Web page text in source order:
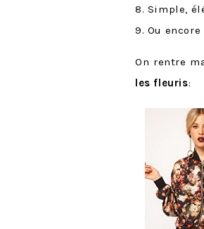
8. Simple,
9. Ou
On rentre
les fleuris: